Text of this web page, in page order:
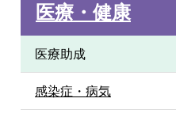
医療・健康
医療助成
感染症・病気